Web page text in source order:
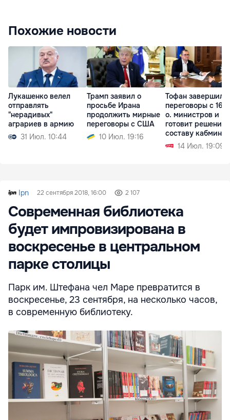
Похожие новости
Лукашенко велел
отправлять
"нерадивых"
аграриев в армию
31 Июл. 10:44
Трамп заявил о
просьбе Ирана
продолжить мирные
переговоры с США
10 Июл. 19:16
Тофан завершил
переговоры с 16-
о. министров и
готовит решения
составу кабмина
14 Июл. 19:09
Ipn 22 сентября 2018, 16:00 2 107
Современная библиотека
будет импровизирована в
воскресенье в центральном
парке столицы
Парк им. Штефана чел Маре превратится в
воскресенье, 23 сентября, на несколько часов,
в современную библиотеку.